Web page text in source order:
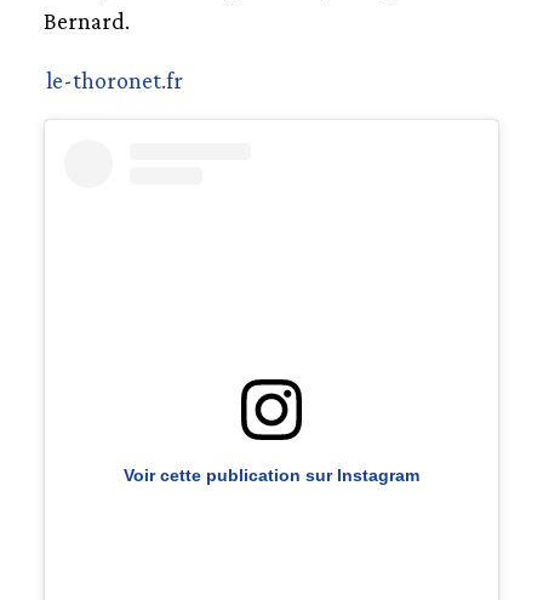
Bernard.
le-thoronet.fr
Voir cette publication sur Instagram